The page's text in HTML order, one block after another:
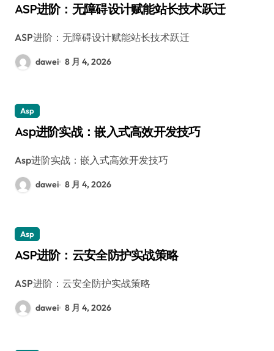
ASP进阶：无障碍设计赋能站长技术跃迁
ASP进阶：无障碍设计赋能站长技术跃迁
dawei 8 月 4, 2026
Asp
Asp进阶实战：嵌入式高效开发技巧
Asp进阶实战：嵌入式高效开发技巧
dawei 8 月 4, 2026
Asp
ASP进阶：云安全防护实战策略
ASP进阶：云安全防护实战策略
dawei 8 月 4, 2026